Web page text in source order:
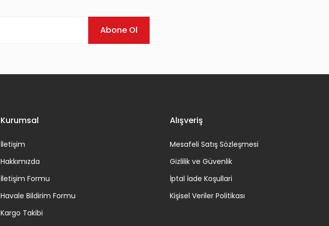
Abone Ol
Kurumsal
İletişim
Hakkımızda
İletişim Formu
Havale Bildirim Formu
Kargo Takibi
Alışveriş
Mesafeli Satış Sözleşmesi
Gizlilik ve Güvenlik
İptal İade Koşullari
Kişisel Veriler Politikası